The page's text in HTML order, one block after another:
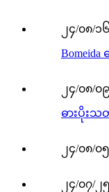
၂၄/၀၈/၁၆
၂၄/၀၈/၀၉
ဓားပိုး
၂၄/၀၈/၀၅
၂၄/၀၇/၂၅